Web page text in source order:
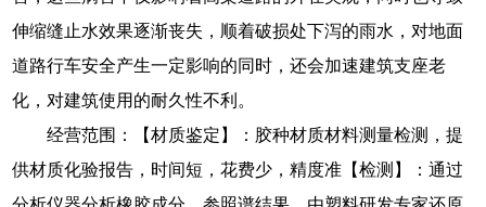
伸缩缝止水效果逐渐丧失，顺着破损处下泻的雨水，对地面
道路行车安全产生一定影响的同时，还会加速建筑支座老
化，对建筑使用的耐久性不利。
经营范围：【材质鉴定】：胶种材质材料测量检测，提
供材质化验报告，时间短，花费少，精度准【检测】：通过